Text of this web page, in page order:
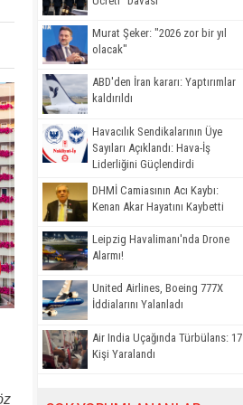
Murat Şeker: "2026 zor bir yıl
olacak"
ABD'den İran kararı: Yaptırımlar
kaldırıldı
Havacılık Sendikalarının Üye
Sayıları Açıklandı: Hava-İş
Liderliğini Güçlendirdi
DHMİ Camiasının Acı Kaybı:
Kenan Akar Hayatını Kaybetti
Leipzig Havalimanı'nda Drone
Alarmı!
United Airlines, Boeing 777X
İddialarını Yalanladı
Air India Uçağında Türbülans: 17
Kişi Yaralandı